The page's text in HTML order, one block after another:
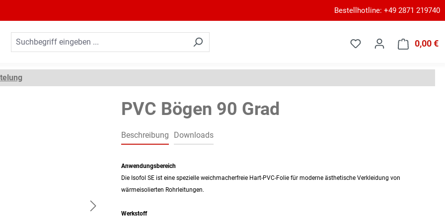
Bestellhotline: +49 2871 219740
0,00 €
PVC Bögen 90 Grad
Beschreibung Downloads
Anwendungsbereich
Die Isofol SE ist eine spezielle weichmacherfreie Hart-PVC-Folie für moderne ästhetische Verkleidung von
wärmeisolierten Rohrleitungen.
Werkstoff